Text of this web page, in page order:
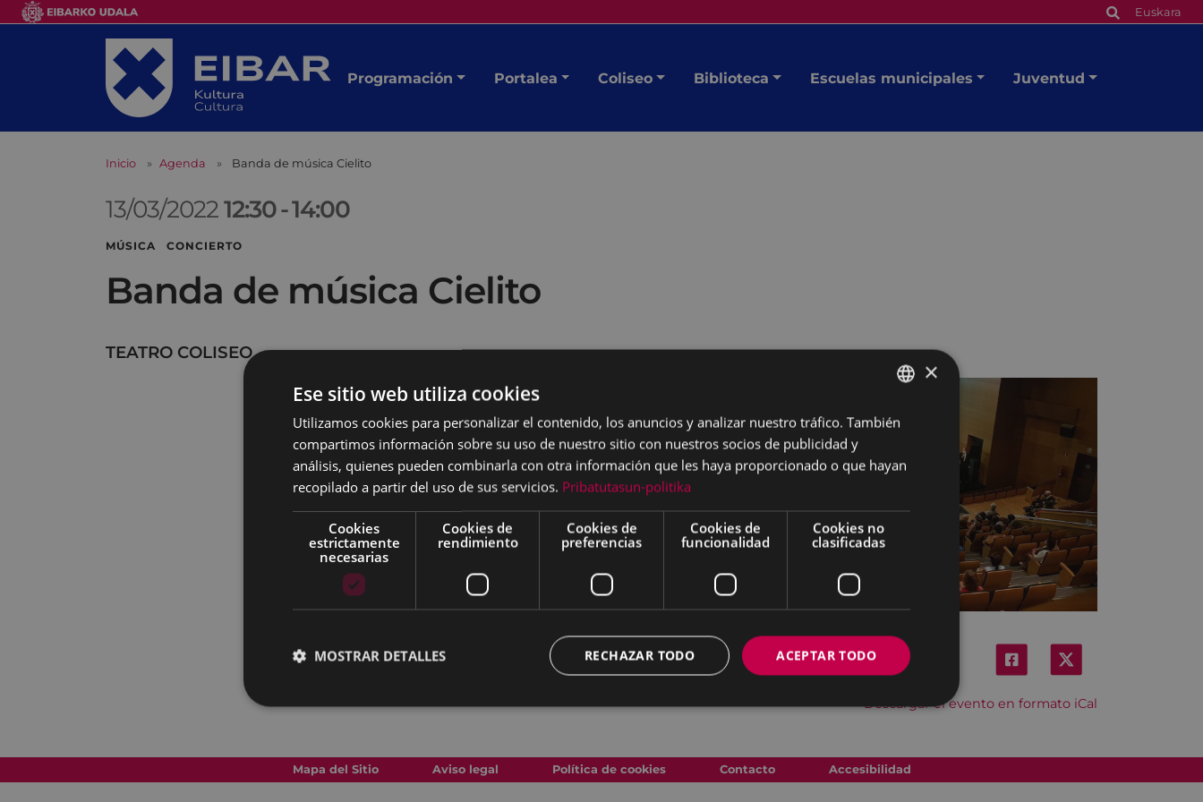
Euskara
Programación Portalea Coliseo Biblioteca Escuelas municipales Juventud
Inicio Agenda Banda de música Cielito
13/03/202212:30-14:00
MÚSICA CONCIERTO
Banda de música Cielito
TEATRO COLISEO
Descargar el evento en formato iCal
Mapa del Sitio Aviso legal Política de cookies Contacto Accesibilidad
BASQUE
×
Ese sitio web utiliza cookies
Utilizamos cookies para personalizar el contenido, los anuncios y analizar nuestro tráfico. También
compartimos información sobre su uso de nuestro sitio con nuestros socios de publicidad y
análisis, quienes pueden combinarla con otra información que les haya proporcionado o que hayan
recopilado a partir del uso de sus servicios. Pribatutasun-politika
Cookies
estrictamente
necesarias
Cookies de
rendimiento
Cookies de
preferencias
Cookies de
funcionalidad
Cookies no
clasificadas
ACEPTAR TODO
RECHAZAR TODO
MOSTRAR DETALLES